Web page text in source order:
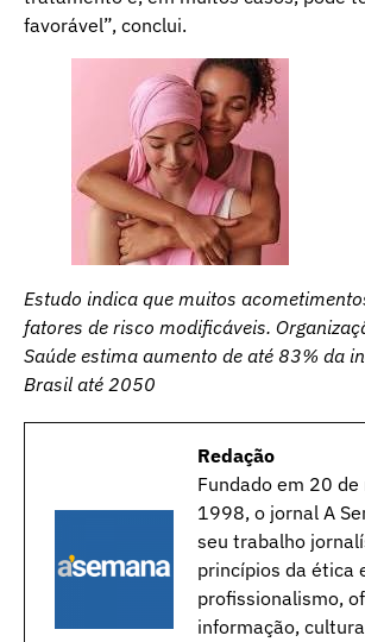
favorável”, conclui.
Estudo indica que muitos
fatores de risco modificáveis.
Saúde estima aumento de até 83% da
Brasil até 2050
Redação
Fundado em 20 de
1998, o jornal A
seu trabalho
princípios da ética
profissionalismo,
informação,